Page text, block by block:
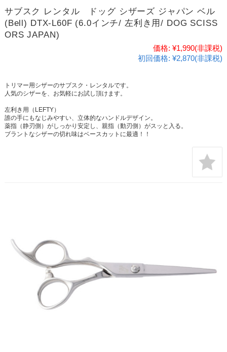
サブスク レンタル ドッグ シザーズ ジャパン ベル
(Bell) DTX-L60F (6.0インチ/ 左利き用/ DOG SCISS
ORS JAPAN)
価格: ¥1,990(非課税)
初回価格: ¥2,870(非課税)
トリマー用シザーのサブスク・レンタルです。
人気のシザーを、お気軽にお試し頂けます。
左利き用（LEFTY）
誰の手にもなじみやすい、立体的なハンドルデザイン。
薬指（静刃側）がしっかり安定し、親指（動刃側）がスッと入る。
ブラントなシザーの切れ味はベースカットに最適！！